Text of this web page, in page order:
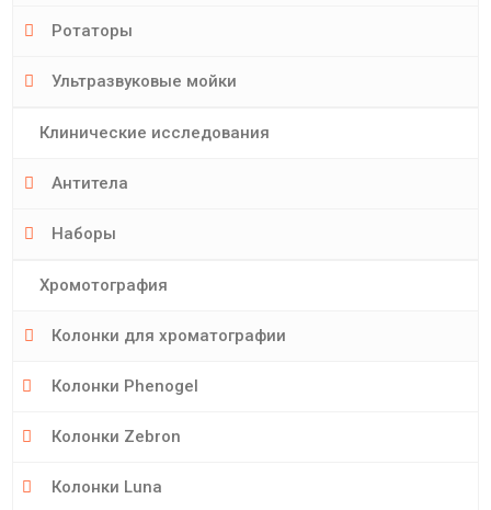
Ротаторы
Ультразвуковые мойки
Клинические исследования
Антитела
Наборы
Хромотография
Колонки для хроматографии
Колонки Phenogel
Колонки Zebron
Колонки Luna